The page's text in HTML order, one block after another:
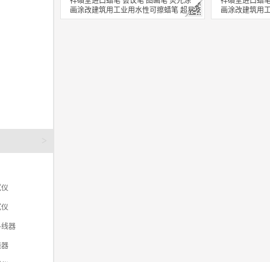
器
画涂改建筑用工业用水性可擦蜡笔 超易
擦 110mmX14mm 黑色(单支装）
画涂改建筑用
擦